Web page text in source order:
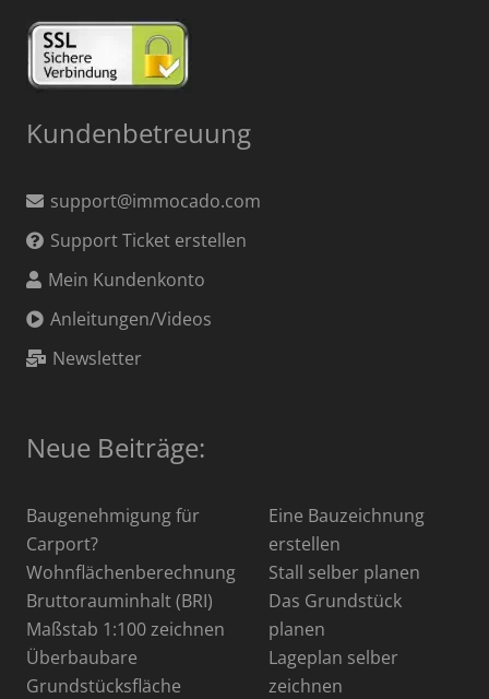
Kundenbetreuung
support@immocado.com
Support Ticket erstellen
Mein Kundenkonto
Anleitungen/Videos
Newsletter
Neue Beiträge:
Baugenehmigung für
Carport?
Wohnflächenberechnung
Bruttorauminhalt (BRI)
Maßstab 1:100 zeichnen
Überbaubare
Grundstücksfläche
Eine Bauzeichnung
erstellen
Stall selber planen
Das Grundstück
planen
Lageplan selber
zeichnen